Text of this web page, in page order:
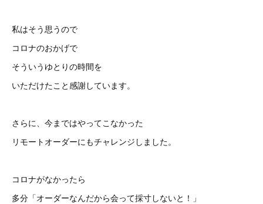
私はそう思うので
コロナのおかげで
そういうゆとりの時間を
いただけたこと感謝しています。
さらに、今まではやってこなかった
リモートオーダーにもチャレンジしました。
コロナがなかったら
多分「オーダーなんだから会って採寸しないと！」